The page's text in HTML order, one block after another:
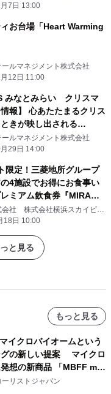
』が誕生
7日 13:00
お台場「Heart Warming
ルマネジメント株式会社
12日 11:00
みなとみらい クリスマ
報】 心あたたまるクリス
きが映し出される
CRYSTAL
場！ 『HEART
ルマネジメント株式会社
29日 14:00
限定！三菱地所グループ
4施設でお得にお食事い
ミアム飲食券『MIRA
より販売開始
会社 株式会社横浜スカイビ
イヤルパークホテルズアンド
地所リテールマネジメント株
18日 10:00
と見る
もっと見る
イクロバイオームという
グの新しい提案 マイクロ
想の新商品 「MBFF mb
PRO」を2026年8月6日
リストジャパン